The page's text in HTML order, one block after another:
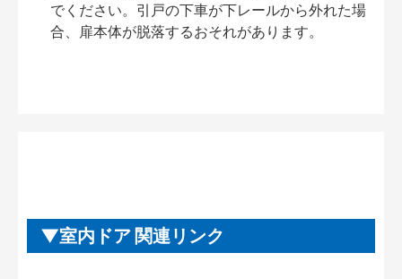
でください。引戸の下車が下レールから外れた場
合、扉本体が脱落するおそれがあります。
室内ドア 関連リンク